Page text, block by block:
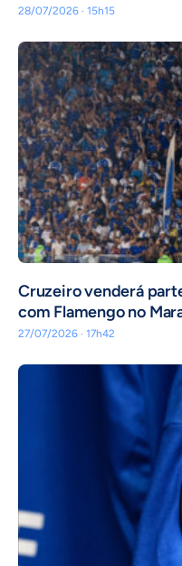
28/07/2026 · 15h15
Cruzeiro venderá
com Flamengo no
27/07/2026 · 17h42